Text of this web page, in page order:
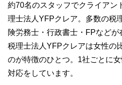
約70名のスタッフでクライアン
理士法人YFPクレア。多数の税
険労務士・行政書士・FPなどが
税理士法人YFPクレアは女性の
のが特徴のひとつ。1社ごとに
対応をしています。